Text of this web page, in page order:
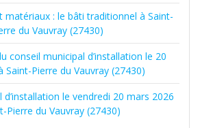
matériaux : le bâti traditionnel à Saint-
du Vauvray (27430)
conseil municipal d’installation le 20
Saint-Pierre du Vauvray (27430)
d’installation le vendredi 20 mars 2026
Pierre du Vauvray (27430)